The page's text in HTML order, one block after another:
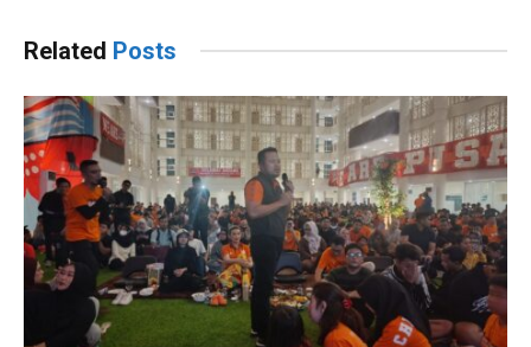
Related Posts